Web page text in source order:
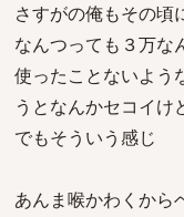
さすがの俺もその頃
なんつっても３万な
使ったことないよう
うとなんかセコイけ
でもそういう感じ
あんま喉かわくから